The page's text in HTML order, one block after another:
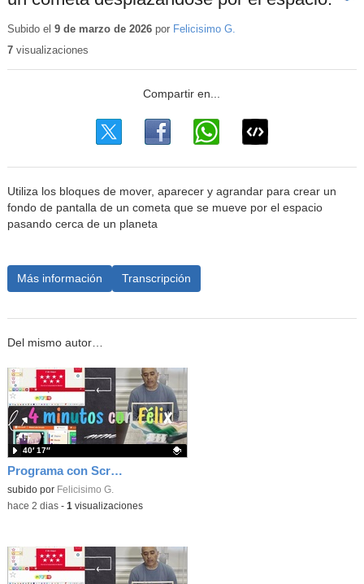
Subido el 9 de marzo de 2026por Felicisimo G.
7visualizaciones
Utiliza los bloques de mover, aparecer y agrandar para crear un
fondo de pantalla de un cometa que se mueve por el espacio
pasando cerca de un planeta
Más información Transcripción
Del mismo autor…
Programa con Scratch, 8 diferentes juegos para vivir la emoción de los partidos de España en el mundial 2026
Contenido educativo.
subido por Felicisimo G.
40′ 17″
-hace 2 dias- 1 visualizaciones